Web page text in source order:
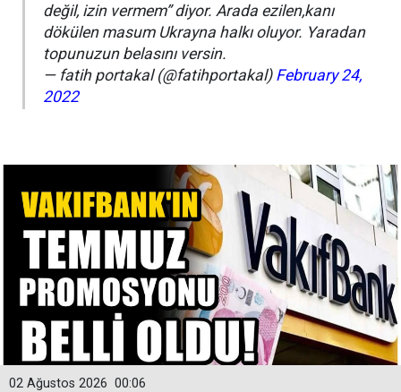
değil, izin vermem” diyor. Arada ezilen,kanı
dökülen masum Ukrayna halkı oluyor. Yaradan
topunuzun belasını versin.
— fatih portakal (@fatihportakal) February 24,
2022
00:06
02 Ağustos 2026